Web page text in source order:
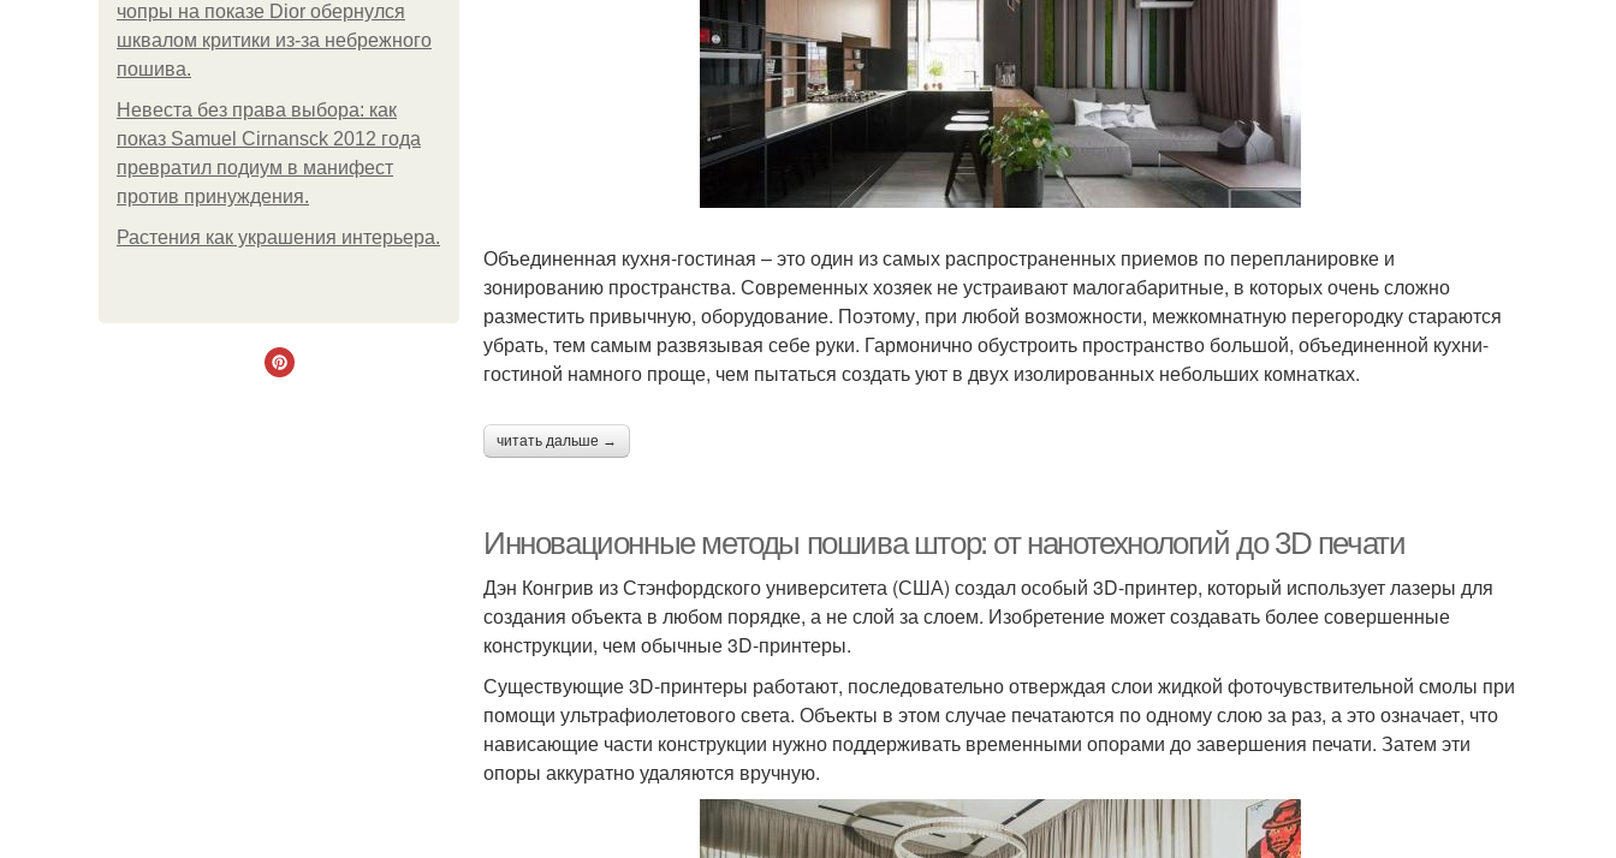
чопры на показе Dior обернулся
шквалом критики из-за небрежного
пошива.
Невеста без права выбора: как
показ Samuel Cirnansck 2012 года
превратил подиум в манифест
против принуждения.
Растения как украшения интерьера.
Объединенная кухня-гостиная – это один из самых распространенных приемов по перепланировке и
зонированию пространства. Современных хозяек не устраивают малогабаритные, в которых очень сложно
разместить привычную, оборудование. Поэтому, при любой возможности, межкомнатную перегородку стараются
убрать, тем самым развязывая себе руки. Гармонично обустроить пространство большой, объединенной кухни-
гостиной намного проще, чем пытаться создать уют в двух изолированных небольших комнатках.
читать дальше →
Инновационные методы пошива штор: от нанотехнологий до 3D печати
Дэн Конгрив из Стэнфордского университета (США) создал особый 3D-принтер, который использует лазеры для
создания объекта в любом порядке, а не слой за слоем. Изобретение может создавать более совершенные
конструкции, чем обычные 3D-принтеры.
Существующие 3D-принтеры работают, последовательно отверждая слои жидкой фоточувствительной смолы при
помощи ультрафиолетового света. Объекты в этом случае печатаются по одному слою за раз, а это означает, что
нависающие части конструкции нужно поддерживать временными опорами до завершения печати. Затем эти
опоры аккуратно удаляются вручную.